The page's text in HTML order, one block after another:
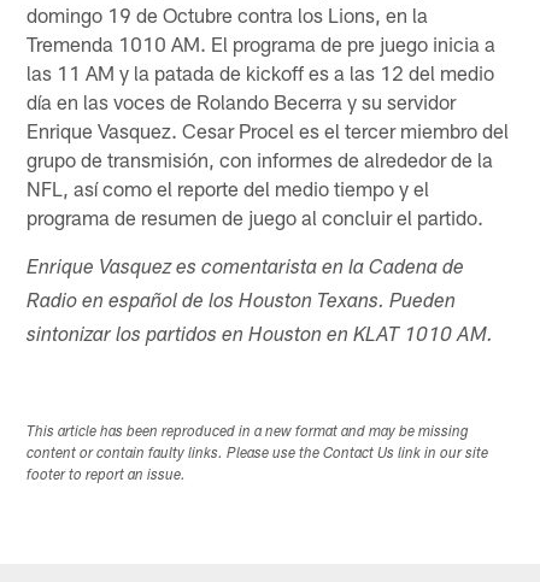
domingo 19 de Octubre contra los Lions, en la
Tremenda 1010 AM. El programa de pre juego inicia a
las 11 AM y la patada de kickoff es a las 12 del medio
día en las voces de Rolando Becerra y su servidor
Enrique Vasquez. Cesar Procel es el tercer miembro del
grupo de transmisión, con informes de alrededor de la
NFL, así como el reporte del medio tiempo y el
programa de resumen de juego al concluir el partido.
Enrique Vasquez es comentarista en la Cadena de
Radio en español de los Houston Texans. Pueden
sintonizar los partidos en Houston en KLAT 1010 AM.
This article has been reproduced in a new format and may be missing
content or contain faulty links. Please use the Contact Us link in our site
footer to report an issue.